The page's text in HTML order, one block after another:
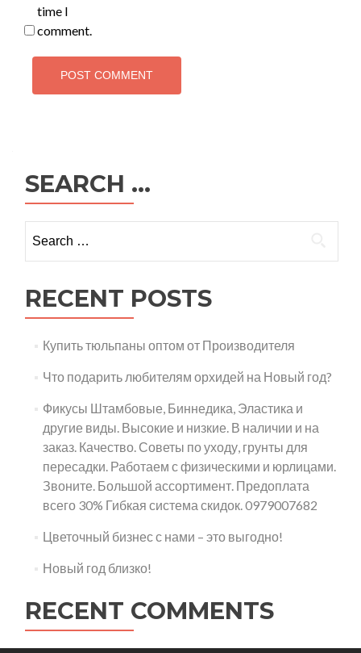
time I
comment.
SEARCH …
for:
RECENT POSTS
Купить тюльпаны оптом от Производителя
Что подарить любителям орхидей на Новый год?
Фикусы Штамбовые, Биннедика, Эластика и
другие виды. Высокие и низкие. В наличии и на
заказ. Качество. Советы по уходу, грунты для
пересадки. Работаем с физическими и юрлицами.
Звоните. Большой ассортимент. Предоплата
всего 30% Гибкая система скидок. 0979007682
Цветочный бизнес с нами – это выгодно!
Новый год близко!
RECENT COMMENTS